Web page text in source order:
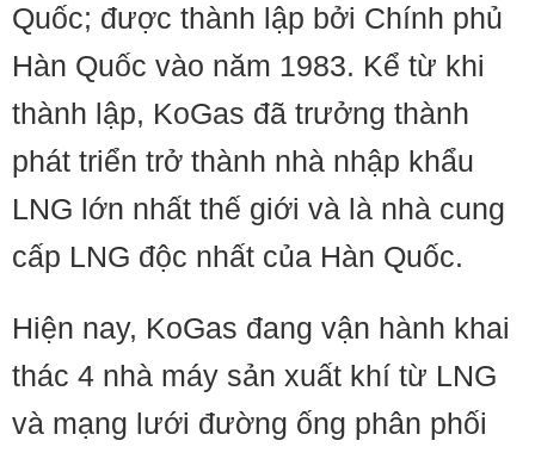
Quốc; được thành lập bởi Chính phủ
Hàn Quốc vào năm 1983. Kể từ khi
thành lập, KoGas đã trưởng thành
phát triển trở thành nhà nhập khẩu
LNG lớn nhất thế giới và là nhà cung
cấp LNG độc nhất của Hàn Quốc.
Hiện nay, KoGas đang vận hành khai
thác 4 nhà máy sản xuất khí từ LNG
và mạng lưới đường ống phân phối